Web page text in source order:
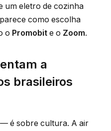
um eletro de cozinha
como escolha
o Promobit e o Zoom.
a
brasileiros
é sobre cultura. A air